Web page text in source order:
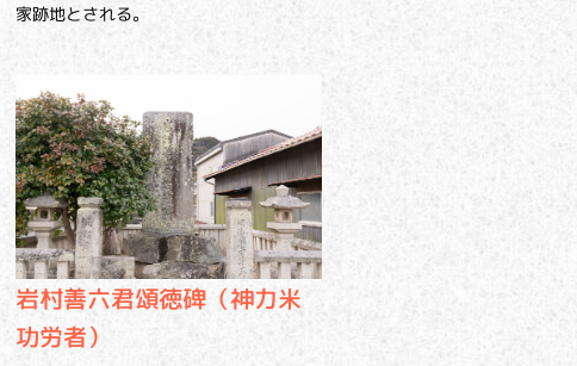
家跡地とされる。
岩村善六君頌徳碑（神力米
功労者）